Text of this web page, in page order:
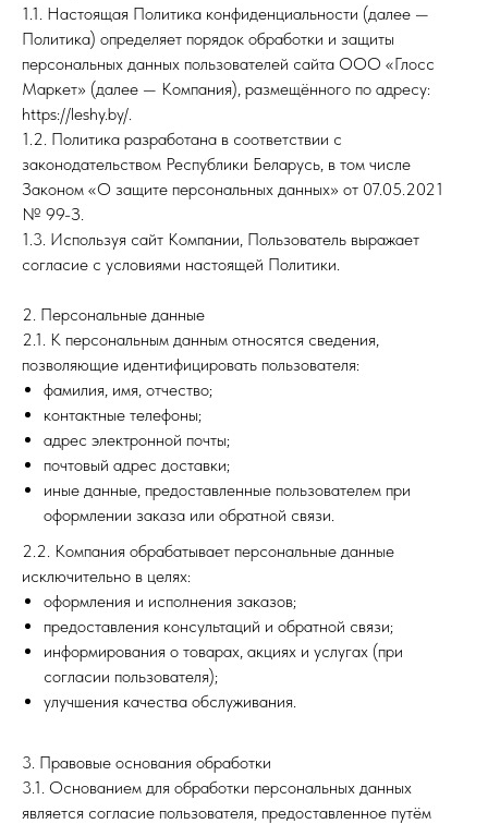
1.1. Настоящая Политика конфиденциальности (далее —
Политика) определяет порядок обработки и защиты
персональных данных пользователей сайта ООО «Глосс
Маркет» (далее — Компания), размещённого по адресу:
https://leshy.by/.
1.2. Политика разработана в соответствии с
законодательством Республики Беларусь, в том числе
Законом «О защите персональных данных» от 07.05.2021
№ 99-З.
1.3. Используя сайт Компании, Пользователь выражает
согласие с условиями настоящей Политики.
2. Персональные данные
2.1. К персональным данным относятся сведения,
позволяющие идентифицировать пользователя:
фамилия, имя, отчество;
контактные телефоны;
адрес электронной почты;
почтовый адрес доставки;
иные данные, предоставленные пользователем при
оформлении заказа или обратной связи.
2.2. Компания обрабатывает персональные данные
исключительно в целях:
оформления и исполнения заказов;
предоставления консультаций и обратной связи;
информирования о товарах, акциях и услугах (при
согласии пользователя);
улучшения качества обслуживания.
3. Правовые основания обработки
3.1. Основанием для обработки персональных данных
является согласие пользователя, предоставленное путём